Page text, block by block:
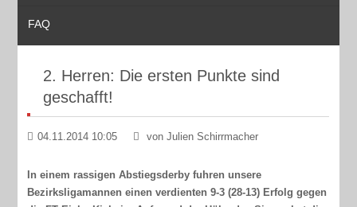
FAQ
2. Herren: Die ersten Punkte sind
geschafft!
04.11.2014 10:05 von Julien Schirrmacher
In einem rassigen Abstiegsderby fuhren unsere
Bezirksligamannen einen verdienten 9-3 (28-13) Erfolg gegen